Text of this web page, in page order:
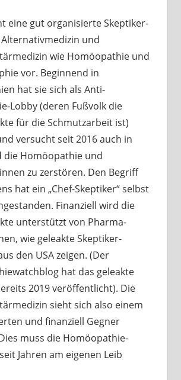
eine gut organisierte Skeptiker-
Alternativmedizin und
wie Homöopathie und
vor. Beginnend in
hat sie sich als Anti-
Lobby (deren Fußvolk die
für die Schmutzarbeit ist)
versucht seit 2016 auch in
die Homöopathie und
zu zerstören. Den Begriff
hat ein „Chef-Skeptiker“ selbst
Finanziell wird die
unterstützt von Pharma-
wie geleakte Skeptiker-
den USA zeigen. (Der
hat das geleakte
2019 veröffentlicht). Die
sieht sich also einem
und finanziell Gegner
muss die Homöopathie-
Jahren am eigenen Leib